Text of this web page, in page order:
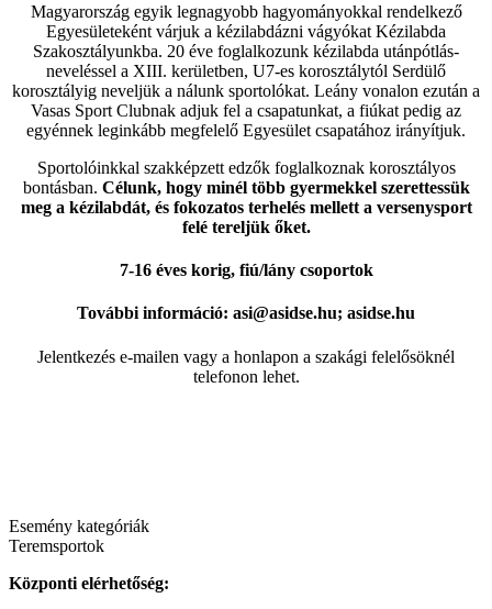
Magyarország egyik legnagyobb hagyományokkal rendelkező
Egyesületeként várjuk a kézilabdázni vágyókat Kézilabda
Szakosztályunkba. 20 éve foglalkozunk kézilabda utánpótlás-
neveléssel a XIII. kerületben, U7-es korosztálytól Serdülő
korosztályig neveljük a nálunk sportolókat. Leány vonalon ezután a
Vasas Sport Clubnak adjuk fel a csapatunkat, a fiúkat pedig az
egyénnek leginkább megfelelő Egyesület csapatához irányítjuk.
Sportolóinkkal szakképzett edzők foglalkoznak korosztályos
bontásban. Célunk, hogy minél több gyermekkel szerettessük
meg a kézilabdát, és fokozatos terhelés mellett a versenysport
felé tereljük őket.
7-16 éves korig, fiú/lány csoportok
További információ: asi@asidse.hu; asidse.hu
Jelentkezés e-mailen vagy a honlapon a szakági felelősöknél
telefonon lehet.
Esemény kategóriák
Teremsportok
Központi elérhetőség: